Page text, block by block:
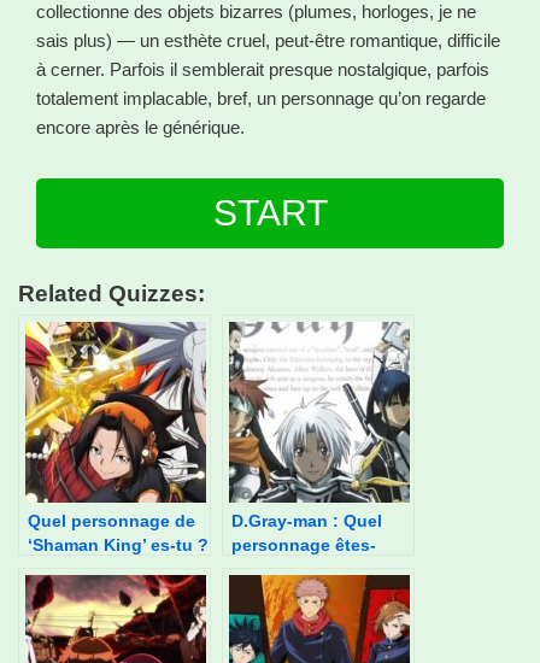
collectionne des objets bizarres (plumes, horloges, je ne
sais plus) — un esthète cruel, peut-être romantique, difficile
à cerner. Parfois il semblerait presque nostalgique, parfois
totalement implacable, bref, un personnage qu’on regarde
encore après le générique.
START
Related Quizzes:
Quel personnage de
‘Shaman King’ es-tu ?
D.Gray-man : Quel
personnage êtes-